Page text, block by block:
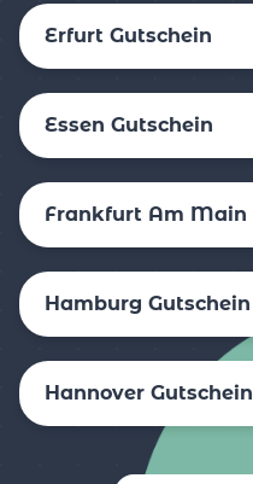
Erfurt Gutschein
Essen Gutschein
Hamburg Gutschein
Hannover Gutschein